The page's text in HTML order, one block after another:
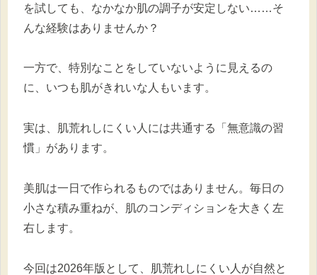
を試しても、なかなか肌の調子が安定しない……そ
んな経験はありませんか？
一方で、特別なことをしていないように見えるの
に、いつも肌がきれいな人もいます。
実は、肌荒れしにくい人には共通する「無意識の習
慣」があります。
美肌は一日で作られるものではありません。毎日の
小さな積み重ねが、肌のコンディションを大きく左
右します。
今回は2026年版として、肌荒れしにくい人が自然と